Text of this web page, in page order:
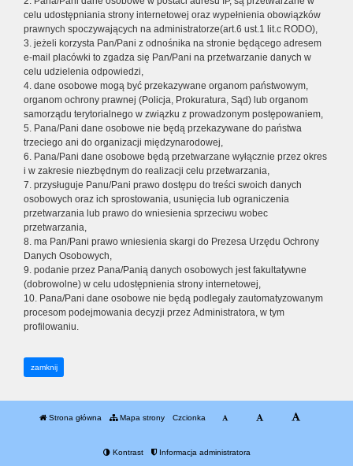
celu udostępniania strony internetowej oraz wypełnienia obowiązków
prawnych spoczywających na administratorze(art.6 ust.1 lit.c RODO),
3. jeżeli korzysta Pan/Pani z odnośnika na stronie będącego adresem
e-mail placówki to zgadza się Pan/Pani na przetwarzanie danych w
celu udzielenia odpowiedzi,
4. dane osobowe mogą być przekazywane organom państwowym,
organom ochrony prawnej (Policja, Prokuratura, Sąd) lub organom
samorządu terytorialnego w związku z prowadzonym postępowaniem,
5. Pana/Pani dane osobowe nie będą przekazywane do państwa
trzeciego ani do organizacji międzynarodowej,
6. Pana/Pani dane osobowe będą przetwarzane wyłącznie przez okres
i w zakresie niezbędnym do realizacji celu przetwarzania,
7. przysługuje Panu/Pani prawo dostępu do treści swoich danych
osobowych oraz ich sprostowania, usunięcia lub ograniczenia
przetwarzania lub prawo do wniesienia sprzeciwu wobec
przetwarzania,
8. ma Pan/Pani prawo wniesienia skargi do Prezesa Urzędu Ochrony
Danych Osobowych,
9. podanie przez Pana/Panią danych osobowych jest fakultatywne
(dobrowolne) w celu udostępnienia strony internetowej,
10. Pana/Pani dane osobowe nie będą podlegały zautomatyzowanym
procesom podejmowania decyzji przez Administratora, w tym
profilowaniu.
zamknij
Strona główna Mapa strony Czcionka
Kontrast Informacja administratora